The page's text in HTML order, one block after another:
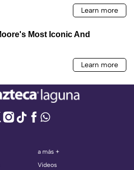
a más +
Videos